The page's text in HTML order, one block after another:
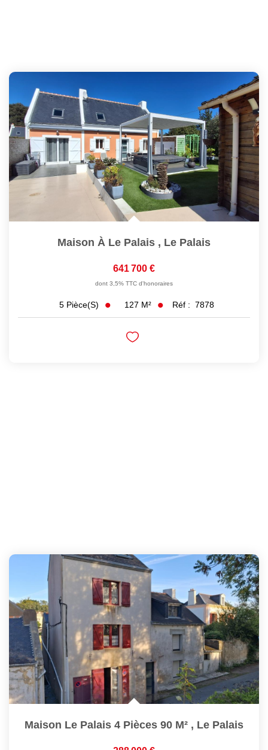
Maison À Le Palais , Le Palais
641 700 €
dont 3,5% TTC d'honoraires
5 Pièce(s) 127 M² Réf : 7878
Maison Le Palais 4 Pièces 90 M² , Le Palais